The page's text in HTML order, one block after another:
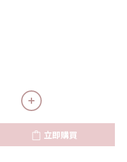
立即購買